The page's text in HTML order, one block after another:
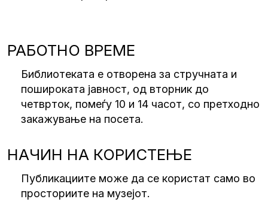
РАБОТНО ВРЕМЕ
Библиотеката е отворена за стручната и
пошироката јавност, од вторник до
четврток, помеѓу 10 и 14 часот, со претходно
закажување на посета.
НАЧИН НА КОРИСТЕЊЕ
Публикациите може да се користат само во
просториите на музејот.